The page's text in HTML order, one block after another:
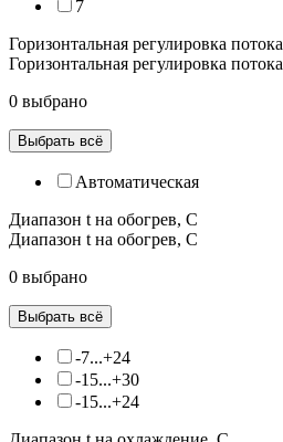
7
Горизонтальная регулировка потока
Горизонтальная регулировка потока
0 выбрано
Выбрать всё
Автоматическая
Диапазон t на обогрев, С
Диапазон t на обогрев, С
0 выбрано
Выбрать всё
-7...+24
-15...+30
-15...+24